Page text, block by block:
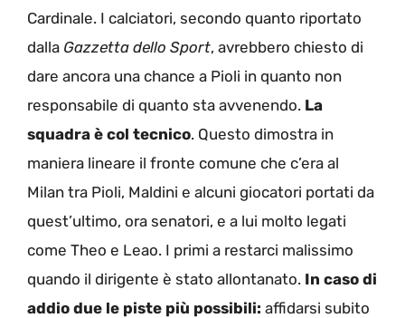
Cardinale. I calciatori, secondo quanto riportato
dalla Gazzetta dello Sport, avrebbero chiesto di
dare ancora una chance a Pioli in quanto non
responsabile di quanto sta avvenendo. La
squadra è col tecnico. Questo dimostra in
maniera lineare il fronte comune che c’era al
Milan tra Pioli, Maldini e alcuni giocatori portati da
quest’ultimo, ora senatori, e a lui molto legati
come Theo e Leao. I primi a restarci malissimo
quando il dirigente è stato allontanato. In caso di
addio due le piste più possibili: affidarsi subito